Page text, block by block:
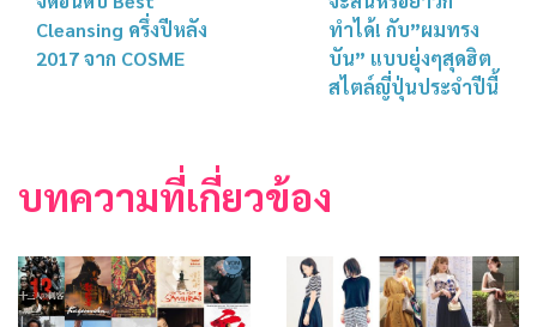
Cleansing ครึ่งปีหลัง
2017 จาก COSME
ทำได้! กับ”ผมทรง
บัน” แบบยุ่งๆสุดฮิต
สไตล์ญี่ปุ่นประจำปีนี้
บทความที่เกี่ยวข้อง